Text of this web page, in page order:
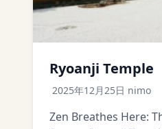
Ryoanji Temple
2025年12月25日 nimo
Zen Breathes Here: